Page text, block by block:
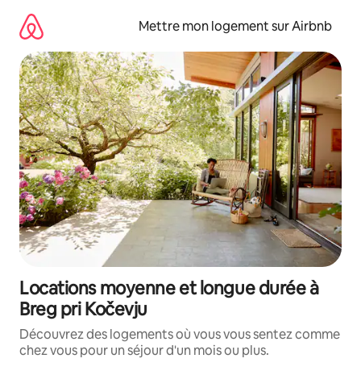
directement
contenu
Mettre mon logement sur Airbnb
Locations moyenne et longue durée à
Breg pri Kočevju
Découvrez des logements où vous vous sentez comme
chez vous pour un séjour d'un mois ou plus.